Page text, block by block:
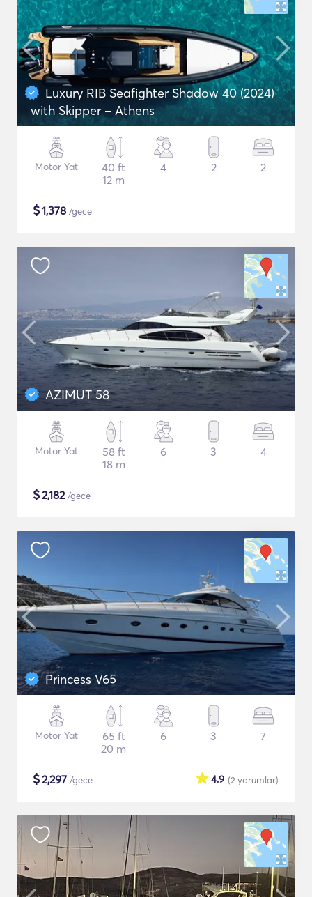
Luxury RIB Seafighter Shadow 40 (2024)
with Skipper – Athens
Motor Yat
40 ft
12 m
4 2 2
$1,378 /gece
AZIMUT 58
Motor Yat
58 ft
18 m
6 3 4
$2,182/gece
Princess V65
Motor Yat
65 ft
20 m
6 3 7
$2,297 /gece (2 yorumlar)
4.9